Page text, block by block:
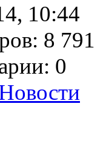
10:44
8 791
0